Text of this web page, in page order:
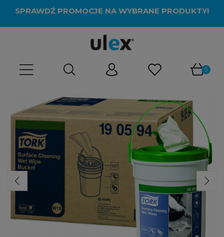
SPRAWDŹ PROMOCJE NA WYBRANE PRODUKTY!